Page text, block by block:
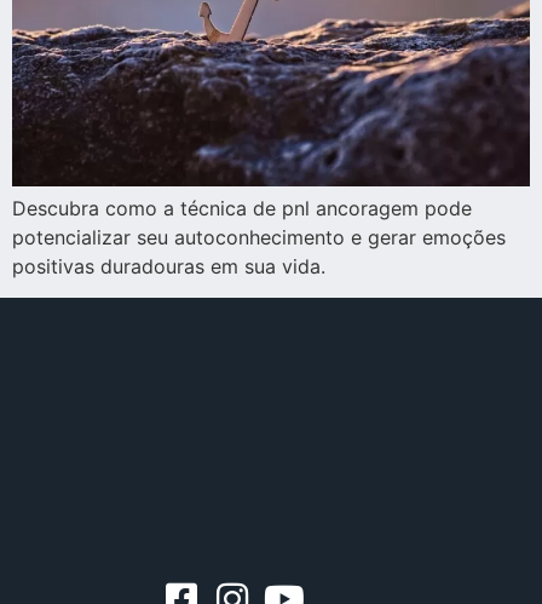
Descubra como a técnica de pnl ancoragem pode
potencializar seu autoconhecimento e gerar emoções
positivas duradouras em sua vida.